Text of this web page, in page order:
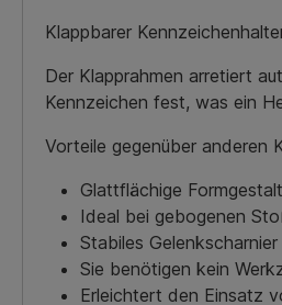
Klappbarer
Der Klapprahmen arretiert
Kennzeichen fest, was ein
Vorteile gegenüber anderen
Glattflächige
Ideal bei gebogenen
Stabiles
Sie benötigen kein
Erleichtert den Einsatz